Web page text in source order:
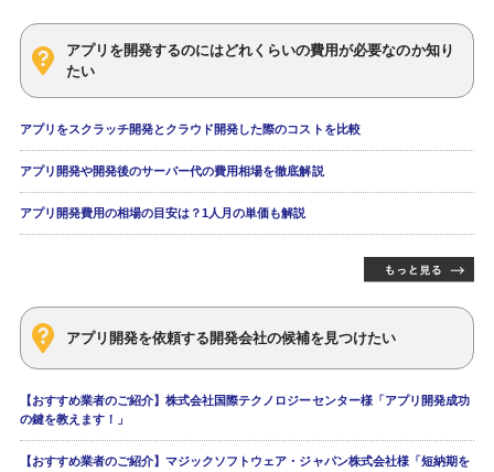
アプリを開発するのにはどれくらいの費用が必要なのか知り
たい
アプリをスクラッチ開発とクラウド開発した際のコストを比較
アプリ開発や開発後のサーバー代の費用相場を徹底解説
アプリ開発費用の相場の目安は？1人月の単価も解説
アプリ開発を依頼する開発会社の候補を見つけたい
【おすすめ業者のご紹介】株式会社国際テクノロジーセンター様「アプリ開発成功
の鍵を教えます！」
【おすすめ業者のご紹介】マジックソフトウェア・ジャパン株式会社様「短納期を